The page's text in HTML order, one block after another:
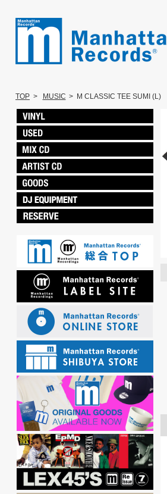
TOP > MUSIC > M CLASSIC TEE SUMI (L)